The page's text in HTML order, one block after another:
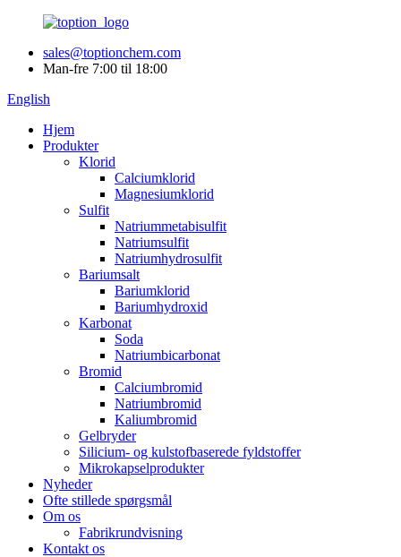
sales@toptionchem.com
Man-fre 7:00 til 18:00
English
Hjem
Produkter
Klorid
Calciumklorid
Magnesiumklorid
Sulfit
Natriummetabisulfit
Natriumsulfit
Natriumhydrosulfit
Bariumsalt
Bariumklorid
Bariumhydroxid
Karbonat
Soda
Natriumbicarbonat
Bromid
Calciumbromid
Natriumbromid
Kaliumbromid
Gelbryder
Silicium- og kulstofbaserede fyldstoffer
Mikrokapselprodukter
Nyheder
Ofte stillede spørgsmål
Om os
Fabrikrundvisning
Kontakt os